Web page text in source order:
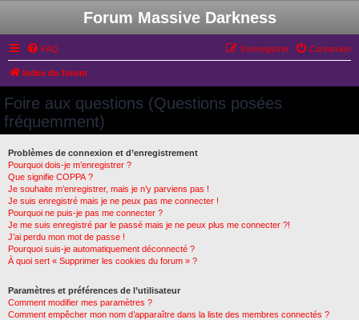
Forum Massive Darkness
FAQ Connexion
S’enregistrer
Index du forum
Foire aux questions (Questions posées
fréquemment)
Problèmes de connexion et d’enregistrement
Pourquoi dois-je m’enregistrer ?
Que signifie COPPA ?
Je souhaite m’enregistrer, mais je n’y parviens pas !
Je suis enregistré mais je ne peux pas me connecter !
Pourquoi ne puis-je pas me connecter ?
Je me suis enregistré par le passé mais je ne peux plus me connecter ?!
J’ai perdu mon mot de passe !
Pourquoi suis-je automatiquement déconnecté ?
À quoi sert « Supprimer les cookies du forum » ?
Paramètres et préférences de l’utilisateur
Comment modifier mes paramètres ?
Comment empêcher mon nom d’apparaître dans la liste des membres connectés ?